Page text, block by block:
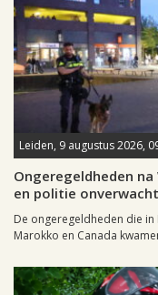
Leiden, 9 augustus 2026,
Ongeregeldheden
en politie onverwacht
De ongeregeldheden die
Marokko en Canada